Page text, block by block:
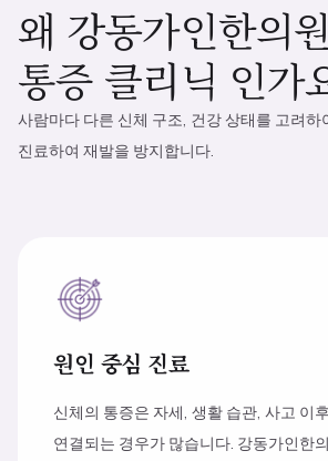
왜 강동가인한의
통증 클리닉 인가
사람마다 다른 신체 구조, 건강 상태를 고려하
진료하여 재발을 방지합니다.
원인 중심 진료
신체의 통증은 자세, 생활 습관, 사고 이
연결되는 경우가 많습니다. 강동가인한